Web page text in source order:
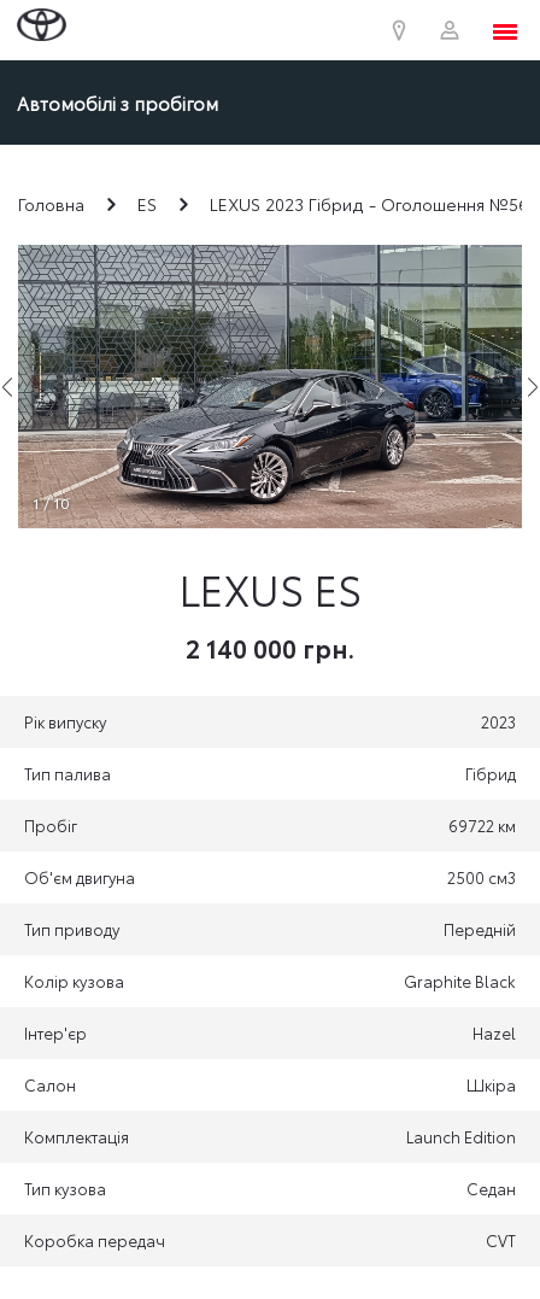
Автомобілі з пробігом
Головна ES LEXUS 2023 Гібрид - Оголошення
1 / 10
LEXUS ES
2 140 000 грн.
Рік випуску 2023
Тип палива Гібрид
Пробіг 69722 км
Об'єм двигуна 2500 см3
Тип приводу Передній
Колір кузова Graphite Black
Інтер'єр Hazel
Салон Шкіра
Комплектація Launch Edition
Тип кузова Седан
Коробка передач CVT